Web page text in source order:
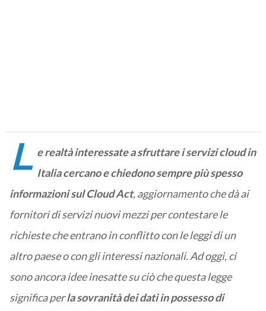
L e realtà interessate a sfruttare i servizi cloud in
Italia cercano e chiedono sempre più spesso
informazioni sul Cloud Act, aggiornamento che dà ai
fornitori di servizi nuovi mezzi per contestare le
richieste che entrano in conflitto con le leggi di un
altro paese o con gli interessi nazionali. Ad oggi, ci
sono ancora idee inesatte su ciò che questa legge
significa perla sovranità dei dati in possesso di